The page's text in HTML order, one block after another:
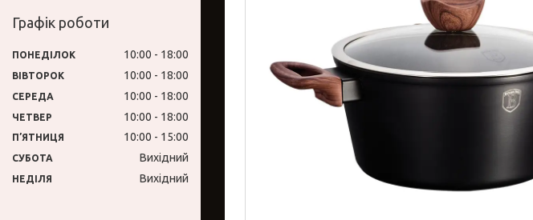
Графік роботи
ПОНЕДІЛОК 10:00 18:00
ВІВТОРОК 10:00 18:00
СЕРЕДА 10:00 18:00
ЧЕТВЕР 10:00 18:00
ПʼЯТНИЦЯ 10:00 15:00
СУБОТА Вихідний
НЕДІЛЯ Вихідний